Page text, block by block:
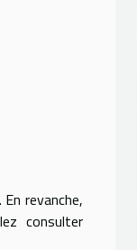
revanche,
consulter